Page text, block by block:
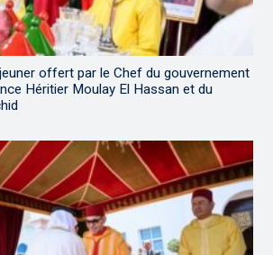
offert par le Chef du gouvernement
Héritier Moulay El Hassan et du